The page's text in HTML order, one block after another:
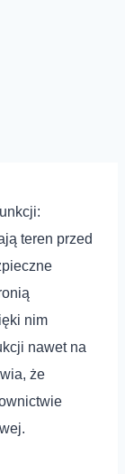
teren przed
nim
nawet na
że